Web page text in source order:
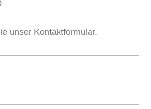
unser Kontaktformular.